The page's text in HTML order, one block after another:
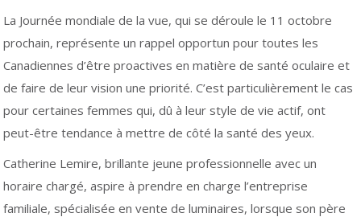
La Journée mondiale de la vue, qui se déroule le 11 octobre
prochain, représente un rappel opportun pour toutes les
Canadiennes d’être proactives en matière de santé oculaire et
de faire de leur vision une priorité. C’est particulièrement le cas
pour certaines femmes qui, dû à leur style de vie actif, ont
peut-être tendance à mettre de côté la santé des yeux.
Catherine Lemire, brillante jeune professionnelle avec un
horaire chargé, aspire à prendre en charge l’entreprise
familiale, spécialisée en vente de luminaires, lorsque son père